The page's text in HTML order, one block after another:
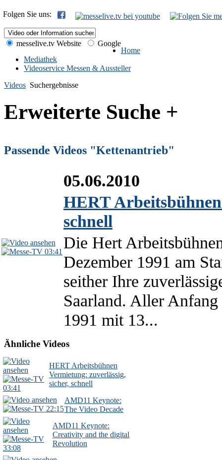
Folgen Sie uns:
messelive.tv Website
Google
Home
Mediathek
Videoservice Messen & Aussteller
Videos Suchergebnisse
Erweiterte Suche +
Passende Videos "Kettenantrieb"
03:41
05.06.2010
HERT
schnell
Die Hert
Dezember 1991 am
seither Ihre
Saarland. Aller
1991 mit 13...
Ähnliche Videos
03:41
HERT Arbeitsbühnen
Vermietung: zuverlässig,
sicher, schnell
22:15
AMD11 Keynote:
The Video Decade
33:08
AMD11 Keynote:
Creativity and the digital
Revolution